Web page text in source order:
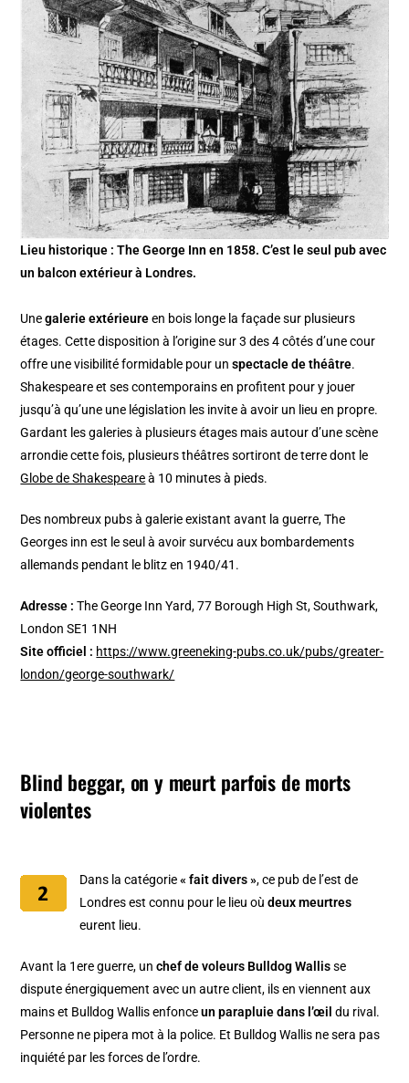
Lieu historique : The George Inn en 1858. C’est le seul pub avec
un balcon extérieur à Londres.
Unegalerie extérieureen bois longe la façade sur plusieurs
étages. Cette disposition à l’origine sur 3 des 4 côtés d’une cour
offre une visibilité formidable pour unspectacle de théâtre.
Shakespeare et ses contemporains en profitent pour y jouer
jusqu’à qu’une une législation les invite à avoir un lieu en propre.
Gardant les galeries à plusieurs étages mais autour d’une scène
arrondie cette fois, plusieurs théâtres sortiront de terre dont le
Globe de Shakespeareà 10 minutes à pieds.
Des nombreux pubs à galerie existant avant la guerre, The
Georges inn est le seul à avoir survécu aux bombardements
allemands pendant le blitz en 1940/41.
Adresse : The George Inn Yard, 77 Borough High St, Southwark,
London SE1 1NH
Site officiel : https://www.greeneking-pubs.co.uk/pubs/greater-
london/george-southwark/
Blind beggar, on y meurt parfois de morts
violentes
Dans la catégorie« fait divers », ce pub de l’est de
Londres est connu pour le lieu oùdeux meurtres
eurent lieu.
Avant la 1ere guerre, unchef de voleurs Bulldog Wallisse
dispute énergiquement avec un autre client, ils en viennent aux
mains et Bulldog Wallis enfonceun parapluie dans l’œil du rival.
Personne ne pipera mot à la police. Et Bulldog Wallis ne sera pas
inquiété par les forces de l’ordre.